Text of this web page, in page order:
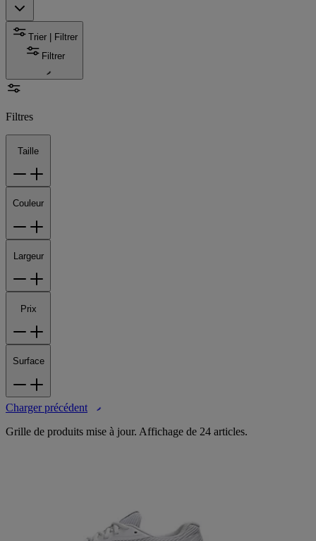
Trier | Filtrer
Filtrer
Filtres
Taille
Couleur
Largeur
Prix
Surface
Charger précédent
Grille de produits mise à jour. Affichage de 24 articles.